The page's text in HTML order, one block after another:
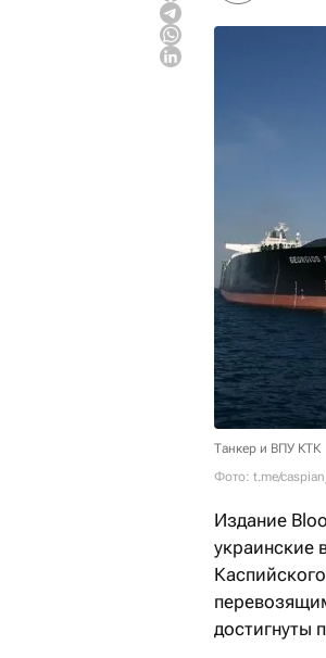
Танкер и ВПУ КТК
Фото: t.me/
Издание
украинские
достигнуты